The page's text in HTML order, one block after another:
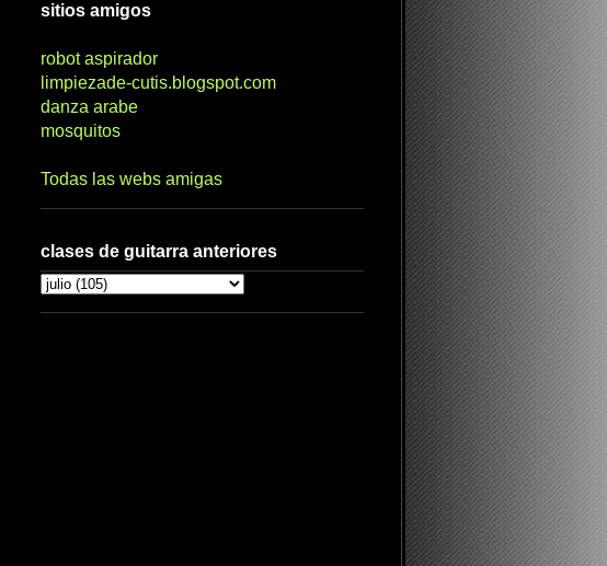
sitios amigos
robot aspirador
limpiezade-cutis.blogspot.com
danza arabe
mosquitos
Todas las webs amigas
clases de guitarra anteriores